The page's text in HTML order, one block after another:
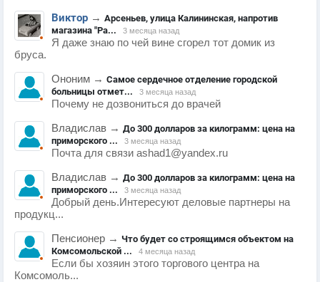
Виктор → Арсеньев, улица Калининская, напротив
магазина "Ра...
3 месяца назад
Я даже знаю по чей вине сгорел тот домик из
бруса.
Ононим → Самое сердечное отделение городской
больницы отмет...
3 месяца назад
Почему не дозвониться до врачей
Владислав → До 300 долларов за килограмм: цена на
приморского ...
3 месяца назад
Почта для связи ashad1@yandex.ru
Владислав → До 300 долларов за килограмм: цена на
приморского ...
3 месяца назад
Добрый день.Интересуют деловые партнеры на
продукц...
Пенсионер → Что будет со строящимся объектом на
Комсомольской ...
4 месяца назад
Если бы хозяин этого торгового центра на
Комсомоль...